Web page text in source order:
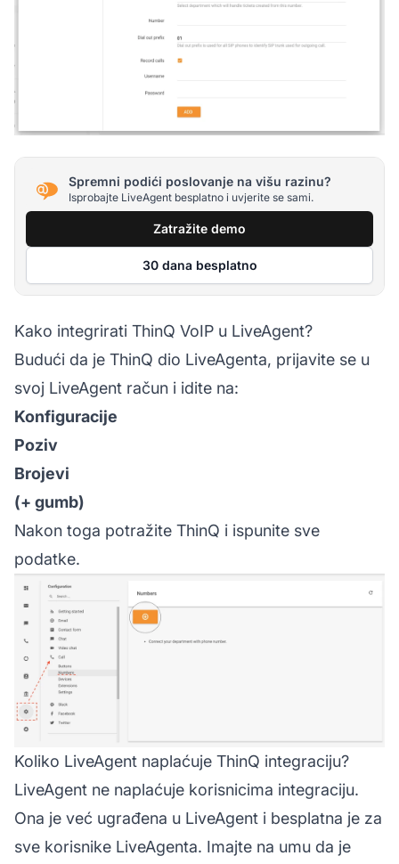
Spremni podići poslovanje na višu razinu?
Isprobajte LiveAgent besplatno i uvjerite se sami.
Zatražite demo
30 dana besplatno
Kako integrirati ThinQ VoIP u LiveAgent?
Budući da je ThinQ dio LiveAgenta, prijavite se u
svoj LiveAgent račun i idite na:
Konfiguracije
Poziv
Brojevi
(+ gumb)
Nakon toga potražite ThinQ i ispunite sve
podatke.
Koliko LiveAgent naplaćuje ThinQ integraciju?
LiveAgent ne naplaćuje korisnicima integraciju.
Ona je već ugrađena u LiveAgent i besplatna je za
sve korisnike LiveAgenta. Imajte na umu da je